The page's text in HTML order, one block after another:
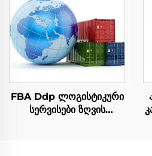
კანადამდე
FBA Ddp ლოგისტიკური
სერვისები ზღვის